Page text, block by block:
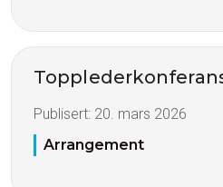
Publisert: 20. mars 2026
Arrangement